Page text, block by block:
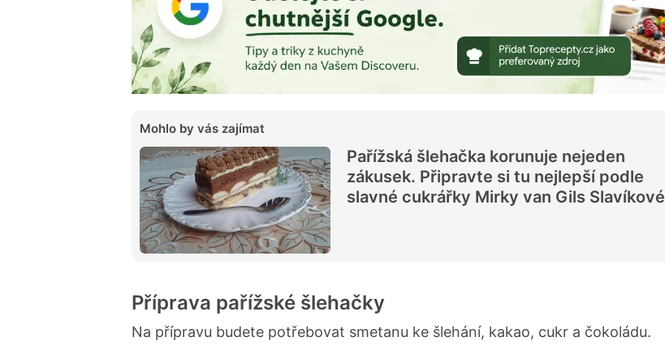
Mohlo by vás zajímat
Pařížská šlehačka korunuje nejeden
zákusek. Připravte si tu nejlepší podle
slavné cukrářky Mirky van Gils Slavíkové
Příprava pařížské šlehačky
Na přípravu budete potřebovat smetanu ke šlehání, kakao, cukr a čokoládu.